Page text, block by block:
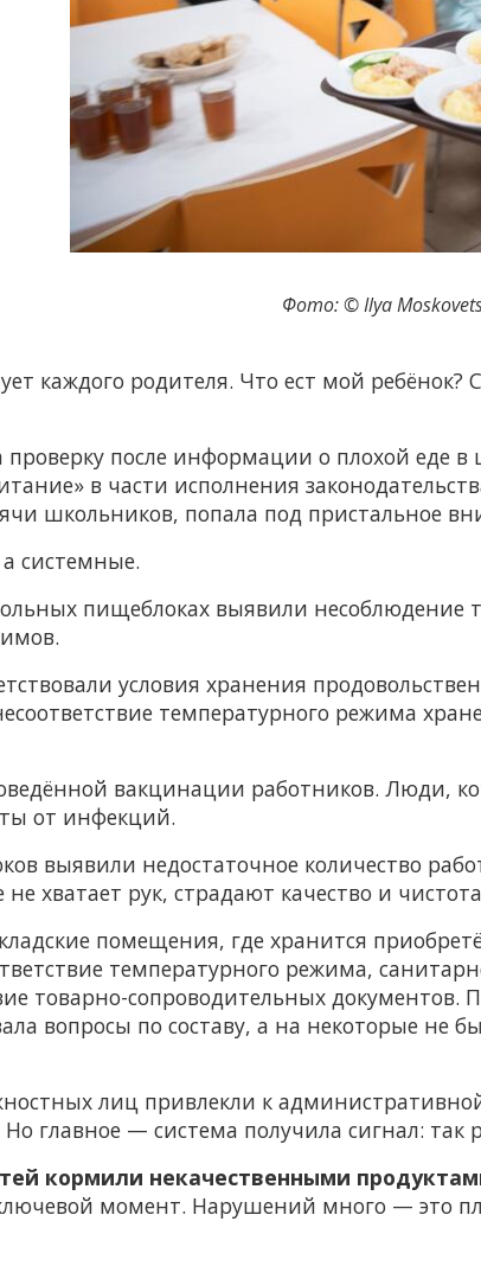
Фото: © Ilya
каждого родителя. Что ест мой ребёнок?
проверку после информации о плохой еде в
в части исполнения
школьников, попала под пристальное
системные.
пищеблоках выявили несоблюдение
условия хранения
температурного режима
вакцинации работников. Люди,
от инфекций.
выявили недостаточное количество
хватает рук, страдают качество и
помещения, где хранится
температурного режима,
товарно-сопроводительных
вопросы по составу, а на некоторые не
лиц привлекли к
главное — система получила сигнал: так
кормили некачественными
момент. Нарушений много — это